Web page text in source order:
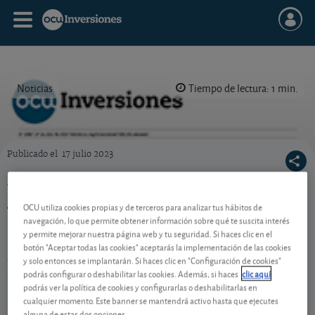
Noticias Tiempo de lectura: 1 min.
Publicado el 17 julio 2023
Ya puede descargarse la revista semanal nº
1.045
Si quiere descargarse el pdf de nuestra revista
semanal de OCU Inversiones nº 1.045 y el Suplemento
de acciones, ya están ambos disponibles en la sección
de publicaciones.
OCU utiliza cookies propias y de terceros para analizar tus hábitos de
navegación, lo que permite obtener información sobre qué te suscita interés
y permite mejorar nuestra página web y tu seguridad. Si haces clic en el
botón "Aceptar todas las cookies" aceptarás la implementación de las cookies
y solo entonces se implantarán. Si haces clic en "Configuración de cookies"
podrás configurar o deshabilitar las cookies. Además, si haces clic aquí
podrás ver la política de cookies y configurarlas o deshabilitarlas en
cualquier momento. Este banner se mantendrá activo hasta que ejecutes